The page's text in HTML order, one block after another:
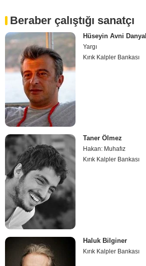
Beraber çalıştığı sanatçı
Hüseyin Avni Danyal
Yargı
Kırık Kalpler Bankası
Taner Ölmez
Hakan: Muhafız
Kırık Kalpler Bankası
Haluk Bilginer
Kırık Kalpler Bankası